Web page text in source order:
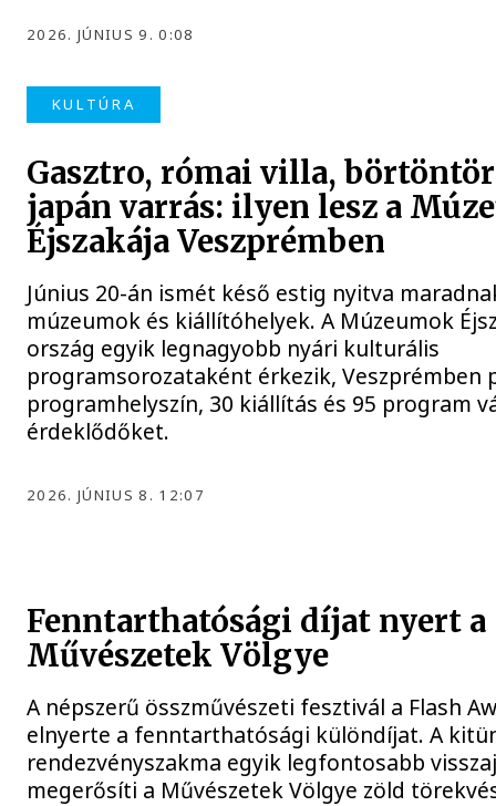
2026. JÚNIUS 9. 0:08
KULTÚRA
Gasztro, római villa,
japán varrás: ilyen lesz a
Éjszakája Veszprémben
Június 20-án ismét késő estig nyitva
múzeumok és kiállítóhelyek. A Múzeumok
ország egyik legnagyobb nyári kulturális
programsorozataként érkezik, Veszprémben
programhelyszín, 30 kiállítás és 95 program
érdeklődőket.
2026. JÚNIUS 8. 12:07
Fenntarthatósági díjat nyert a
Művészetek Völgye
A népszerű összművészeti fesztivál a Flash
elnyerte a fenntarthatósági különdíjat. A
rendezvényszakma egyik legfontosabb
megerősíti a Művészetek Völgye zöld